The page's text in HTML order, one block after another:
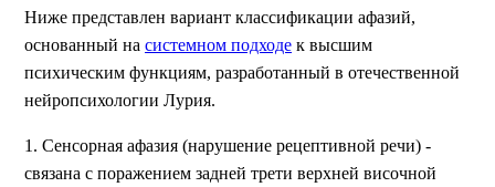
Ниже представлен вариант классификации афазий,
основанный на системном подходе к высшим
психическим функциям, разработанный в отечественной
нейропсихологии Лурия.
1. Сенсорная афазия (нарушение рецептивной речи) -
связана с поражением задней трети верхней височной